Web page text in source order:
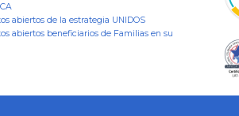
abiertos de la estrategia UNIDOS
abiertos beneficiarios de Familias en su